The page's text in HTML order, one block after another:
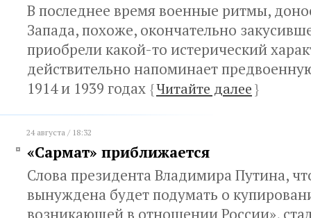
В последнее время военные ритмы,
Запада, похоже, окончательно
приобрели какой-то истерический
действительно напоминает
1914 и 1939 годах {Читайте далее}
24 августа / 18:32
«Сармат» приближается
Слова президента Владимира Путина,
вынуждена будет подумать о
возникающей в отношении России»,